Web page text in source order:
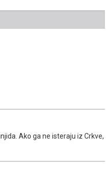
Ako ga ne isteraju iz Crkve,